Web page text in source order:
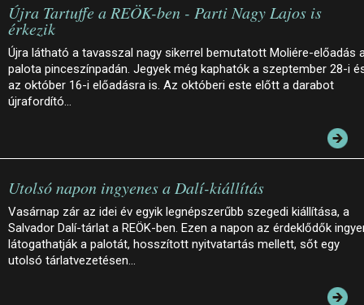
Újra Tartuffe a REÖK-ben - Parti Nagy Lajos is
érkezik
Újra látható a tavasszal nagy sikerrel bemutatott Moliére-előadás
palota pinceszínpadán. Jegyek még kaphatók a szeptember 28-i
az október 16-i előadásra is. Az októberi este előtt a darabot
újrafordító…
Utolsó napon ingyenes a Dalí-kiállítás
Vasárnap zár az idei év egyik legnépszerűbb szegedi kiállítása, a
Salvador Dalí-tárlat a REÖK-ben. Ezen a napon az érdeklődők
látogathatják a palotát, hosszított nyitvatartás mellett, sőt egy
utolsó tárlatvezetésen…